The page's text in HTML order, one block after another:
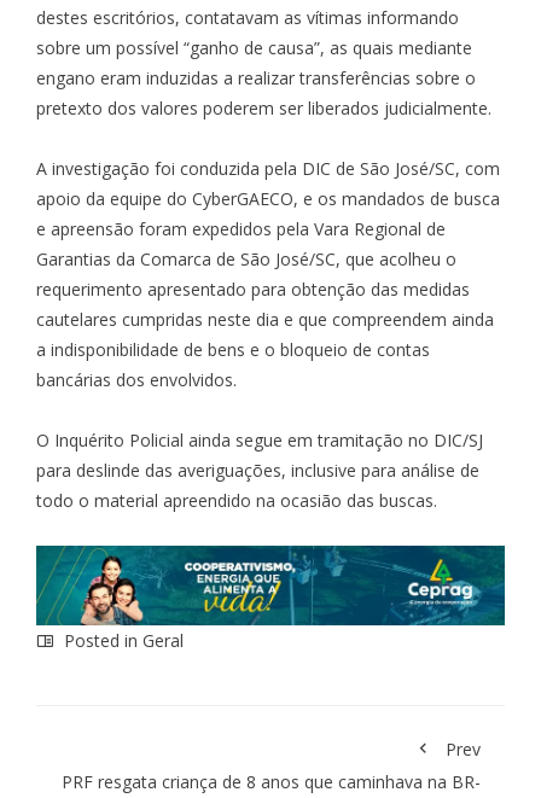
destes escritórios, contatavam as vítimas informando
sobre um possível “ganho de causa”, as quais mediante
engano eram induzidas a realizar transferências sobre o
pretexto dos valores poderem ser liberados judicialmente.
A investigação foi conduzida pela DIC de São José/SC, com
apoio da equipe do CyberGAECO, e os mandados de busca
e apreensão foram expedidos pela Vara Regional de
Garantias da Comarca de São José/SC, que acolheu o
requerimento apresentado para obtenção das medidas
cautelares cumpridas neste dia e que compreendem ainda
a indisponibilidade de bens e o bloqueio de contas
bancárias dos envolvidos.
O Inquérito Policial ainda segue em tramitação no DIC/SJ
para deslinde das averiguações, inclusive para análise de
todo o material apreendido na ocasião das buscas.
Posted in Geral
Prev
PRF resgata criança de 8 anos que caminhava na BR-